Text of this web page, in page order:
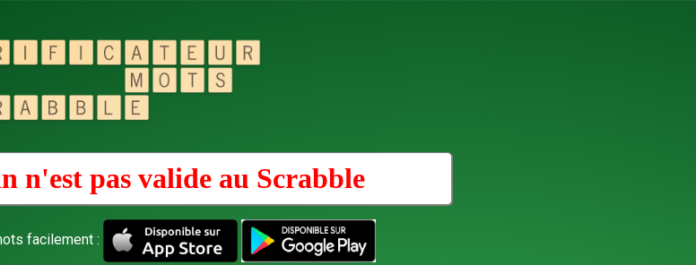
n'est pas valide au Scrabble
facilement :